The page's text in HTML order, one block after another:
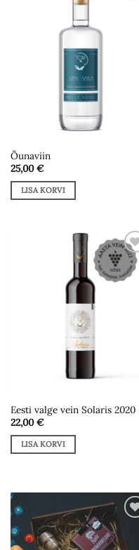
Õunaviin
25,00€
LISA KORVI
Add to
wishlist
Eesti valge vein Solaris 2020
22,00€
LISA KORVI
wishlist